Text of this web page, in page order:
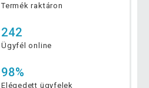
Termék raktáron
242
Ügyfél online
98%
Elégedett ügyfelek